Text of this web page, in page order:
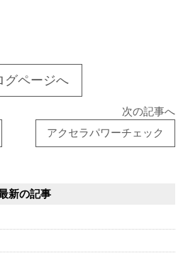
グページへ
次の記事へ
アクセラパワーチェック
新の記事